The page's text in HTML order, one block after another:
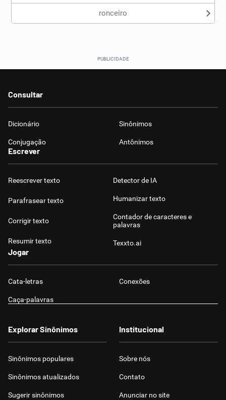
ronceiro
Consultar
Dicionário Sinônimos
Conjugação Antônimos
Escrever
Reescrever texto
Parafrasear texto
Corrigir texto
Resumir texto
Detector de IA
Humanizar texto
Contador de caracteres e
palavras
Texxto.ai
Jogar
Cata-letras Conexões
Caça-palavras
Explorar Sinônimos
Sinônimos populares
Sinônimos atualizados
Sugerir sinônimos
Institucional
Sobre nós
Contato
Anunciar no site